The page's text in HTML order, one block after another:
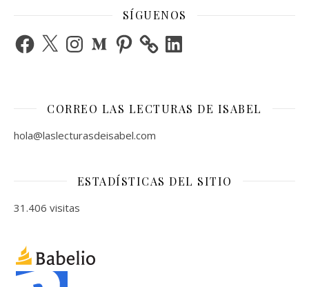
SÍGUENOS
Facebook
X InstagramMediumPinterest LinkedIn
CORREO LAS LECTURAS DE ISABEL
hola@laslecturasdeisabel.com
ESTADÍSTICAS DEL SITIO
31.406 visitas